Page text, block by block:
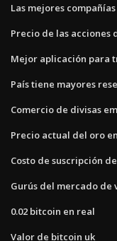
Las mejores
Precio de las acciones
Mejor aplicación para
País tiene mayores
Comercio de divisas
Precio actual del oro
Costo de suscripción
Gurús del mercado de
0.02 bitcoin en real
Valor de bitcoin uk